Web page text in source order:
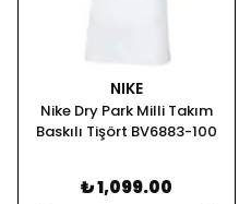
NIKE
Nike Dry Park Milli Takım
Baskılı Tişört BV6883-100
₺ 1,099.00